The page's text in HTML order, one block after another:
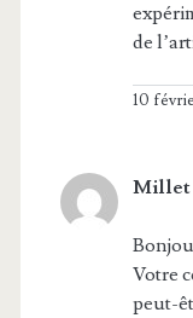
de
10
Millet
Votre
peut-